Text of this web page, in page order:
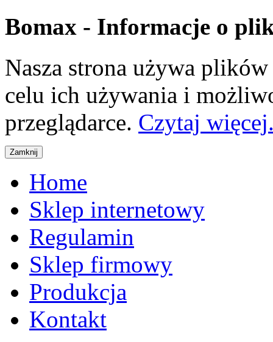
Bomax - Informacje o
Nasza strona używa
celu ich używania i
przeglądarce. Czytaj
Home
Sklep internetowy
Regulamin
Sklep firmowy
Produkcja
Kontakt